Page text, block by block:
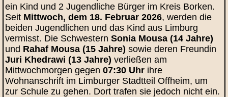
ein Kind und 2 Jugendliche Bürger im Kreis Borken.
Seit Mittwoch, dem 18. Februar 2026, werden die
beiden Jugendlichen und das Kind aus Limburg
vermisst. Die SchwesternSonia Mousa (14 Jahre)
und Rahaf Mousa (15 Jahre) sowie deren Freundin
Juri Khedrawi (13 Jahre) verließen am
Mittwochmorgen gegen07:30 Uhr ihre
Wohnanschrift im Limburger Stadtteil Offheim, um
zur Schule zu gehen. Dort trafen sie jedoch nicht ein.